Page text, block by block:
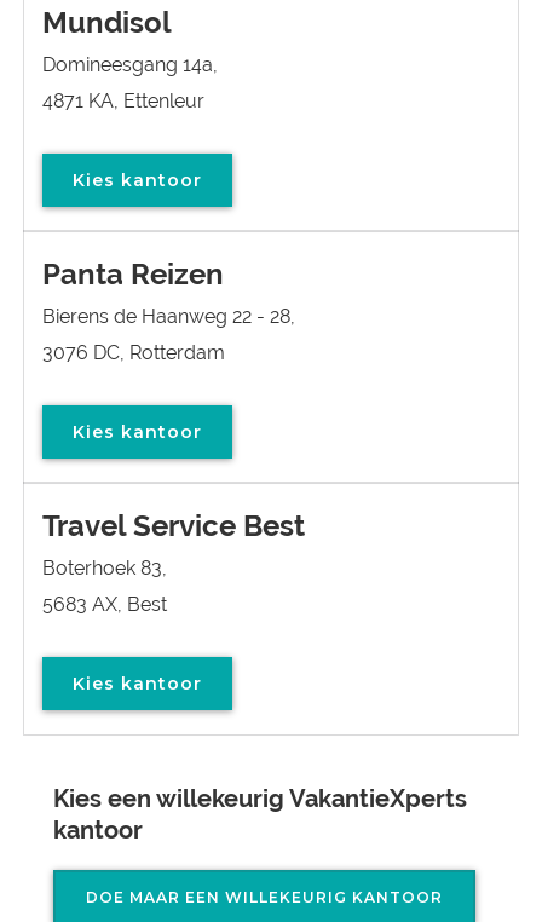
Mundisol
Domineesgang 14a,
4871 KA, Ettenleur
Kies kantoor
Panta Reizen
Bierens de Haanweg 22 - 28,
3076 DC, Rotterdam
Kies kantoor
Travel Service Best
Boterhoek 83,
5683 AX, Best
Kies kantoor
Kies een willekeurig VakantieXperts
kantoor